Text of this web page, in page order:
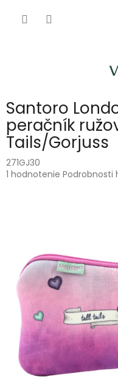
Santoro
peračník
Tails/Gorjuss
271GJ30
Priemerné
hviezdičiek.
1 hodnotenie Podrobnosti